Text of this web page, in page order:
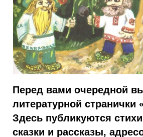
Перед вами очередной
литературной странички
Здесь публикуются
сказки и рассказы,